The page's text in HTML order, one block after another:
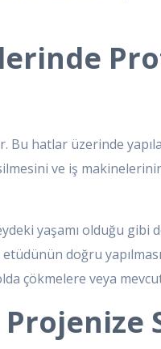
hatlar üzerinde
ve iş
yaşamı olduğu
doğru
çökmelere veya